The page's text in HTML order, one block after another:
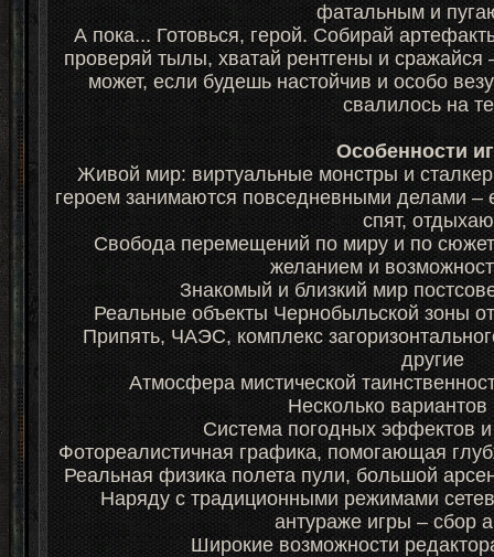
фатальным и
А пока... Готовься, герой. Собирай
проверяй тылы, хватай рентгены и сражайся
может, если будешь настойчив и особо
свалилось на
Особенности
Живой мир: виртуальные монстры и
героем занимаются повседневными делами –
спят,
Свобода перемещений по миру и по
желанием и
Знакомый и близкий мир
Реальные объекты Чернобыльской зоны
Припять, ЧАЭС, комплекс
другие
Атмосфера мистической
Несколько
Система погодных эффектов
Фотореалистичная графика, помогающая
Реальная физика полета пули, большой
Наряду с традиционными режимами
антураже игры – сбор
Широкие возможности